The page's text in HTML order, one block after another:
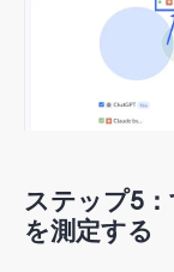
ステップ5
を測定する